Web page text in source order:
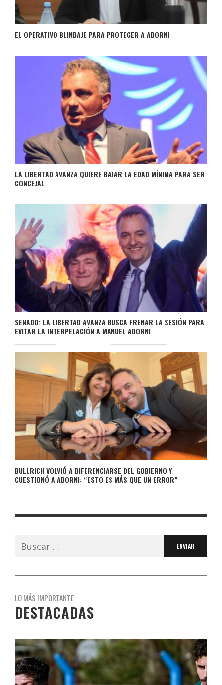
EL OPERATIVO BLINDAJE PARA PROTEGER A ADORNI
LA LIBERTAD AVANZA QUIERE BAJAR LA EDAD MÍNIMA PARA SER
CONCEJAL
SENADO: LA LIBERTAD AVANZA BUSCA FRENAR LA SESIÓN PARA
EVITAR LA INTERPELACIÓN A MANUEL ADORNI
BULLRICH VOLVIÓ A DIFERENCIARSE DEL GOBIERNO Y
CUESTIONÓ A ADORNI: “ESTO ES MÁS QUE UN ERROR”
Buscar:
LO MÁS IMPORTANTE
DESTACADAS